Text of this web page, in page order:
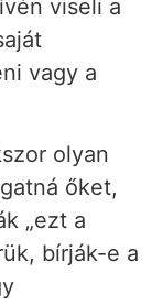
viseli a
vagy a
olyan
őket,
„ezt a
bírják-e a